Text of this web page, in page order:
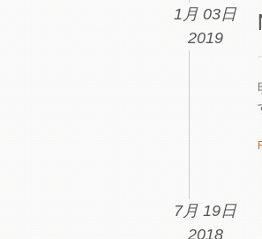
1月 03日
2019
7月 19日
2018